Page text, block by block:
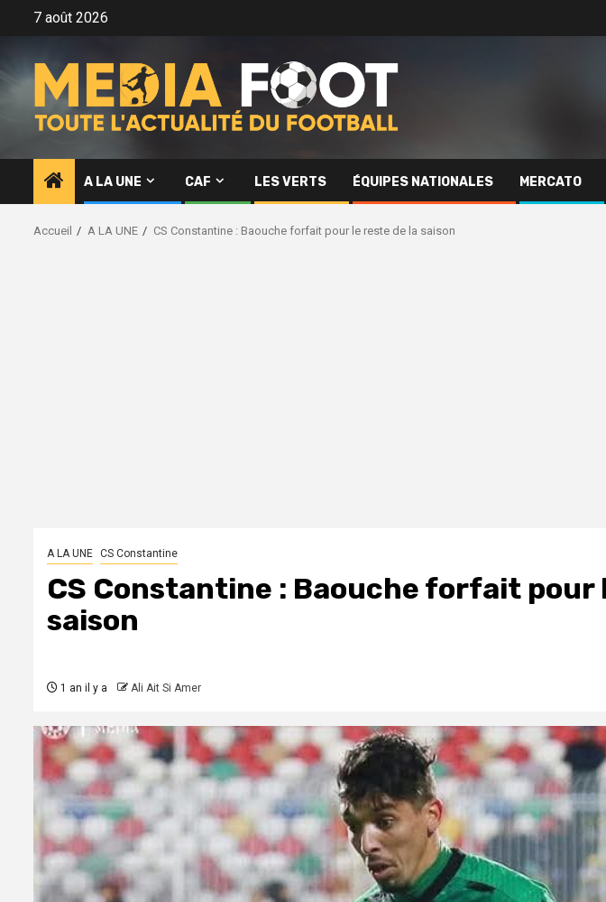
7 août 2026
A LA UNE CAF LES VERTS ÉQUIPES NATIONALES MERCATO
Accueil A LA UNE CS Constantine : Baouche forfait pour le reste de la saison
A LA UNE CS Constantine
CS Constantine : Baouche forfait pour
saison
1 an il y a Ali Ait Si Amer